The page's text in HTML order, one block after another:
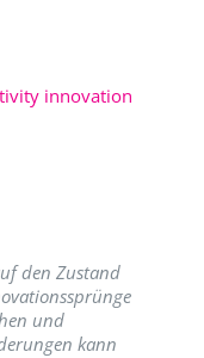
innovation
den Zustand
und
kann